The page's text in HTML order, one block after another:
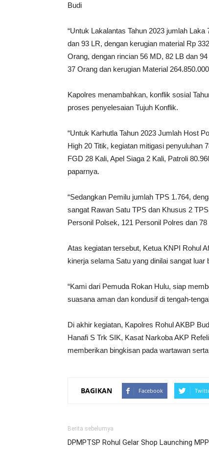
Budi
“Untuk Lakalantas Tahun 2023 jumlah
dan 93 LR, dengan kerugian material Rp
Orang, dengan rincian 56 MD, 82 LB dan
37 Orang dan kerugian Material
Kapolres menambahkan, konflik sosial
proses penyelesaian Tujuh Konflik.
“Untuk Karhutla Tahun 2023 Jumlah Host
High 20 Titik, kegiatan mitigasi penyuluhan
FGD 28 Kali, Apel Siaga 2 Kali, Patroli
paparnya.
“Sedangkan Pemilu jumlah TPS 1.764,
sangat Rawan Satu TPS dan Khusus 2
Personil Polsek, 121 Personil Polres dan
Atas kegiatan tersebut, Ketua KNPI Rohul
kinerja selama Satu yang dinilai sangat luar
“Kami dari Pemuda Rokan Hulu, siap
suasana aman dan kondusif di tengah-
Di akhir kegiatan, Kapolres Rohul AKBP
Hanafi S Trk SIK, Kasat Narkoba AKP
memberikan bingkisan pada wartawan
BAGIKAN Facebook
Berita sebelumya
DPMPTSP Rohul Gelar Shop Launching MPP